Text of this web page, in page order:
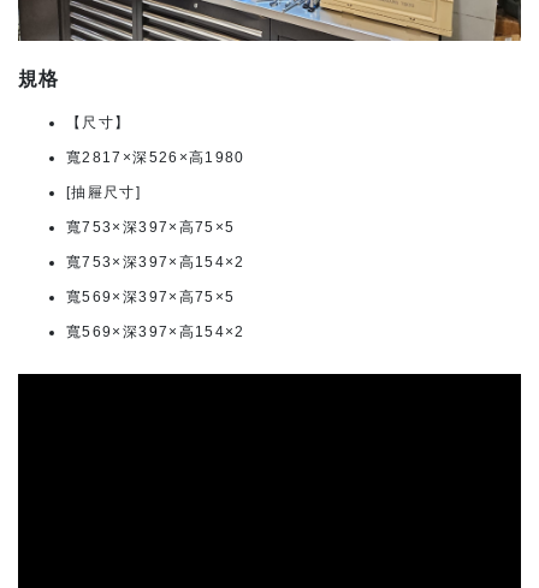
規格
【尺寸】
寬2817×深526×高1980
[抽屜尺寸]
寬753×深397×高75×5
寬753×深397×高154×2
寬569×深397×高75×5
寬569×深397×高154×2